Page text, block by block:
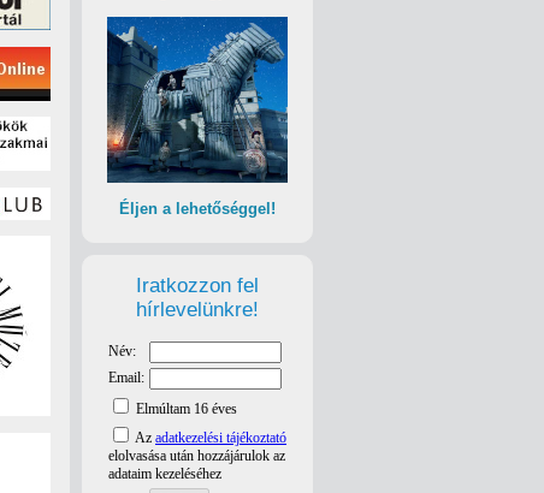
Éljen a lehetőséggel!
Iratkozzon fel
hírlevelünkre!